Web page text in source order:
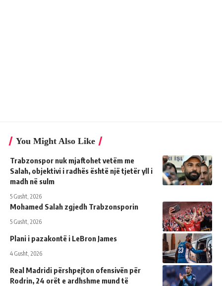
You Might Also Like
Trabzonspor nuk mjaftohet vetëm me
Salah, objektivi i radhës është një tjetër yll i
madh në sulm
5 Gusht, 2026
Mohamed Salah zgjedh Trabzonsporin
5 Gusht, 2026
Plani i pazakontë i LeBron James
4 Gusht, 2026
Real Madridi përshpejton ofensivën për
Rodrin, 24 orët e ardhshme mund të